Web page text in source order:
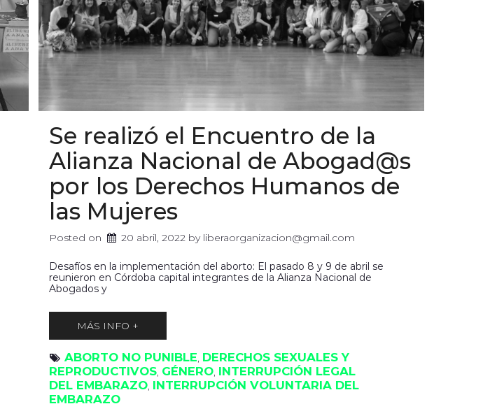
Se realizó el Encuentro de la
Alianza Nacional de Abogad@s
por los Derechos Humanos de
las Mujeres
Posted on 20 abril, 2022 by liberaorganizacion@gmail.com
Desafíos en la implementación del aborto: El pasado 8 y 9 de abril se
reunieron en Córdoba capital integrantes de la Alianza Nacional de
Abogados y
MÁS INFO +
ABORTO NO PUNIBLE, DERECHOS SEXUALES Y
REPRODUCTIVOS, GÉNERO, INTERRUPCIÓN LEGAL
DEL EMBARAZO, INTERRUPCIÓN VOLUNTARIA DEL
EMBARAZO